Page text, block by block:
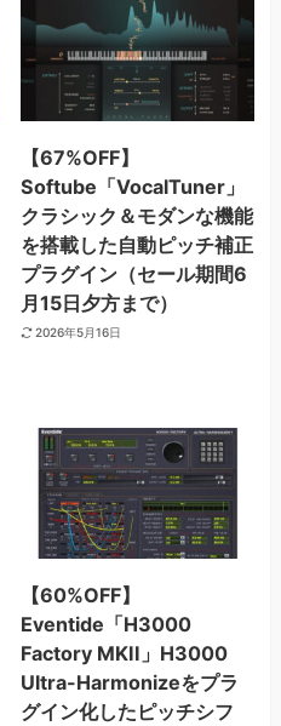
【67%OFF】
Softube「VocalTuner」
クラシック＆モダンな機能
を搭載した自動ピッチ補正
プラグイン（セール期間6
月15日夕方まで）
2026年5月16日
【60%OFF】
Eventide「H3000
Factory MKII」H3000
Ultra-Harmonizeをプラ
グイン化したピッチシフ